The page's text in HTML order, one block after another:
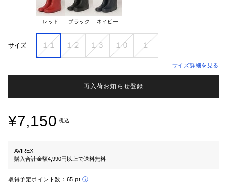
レッド ブラック ネイビー
サイズ １１ １２ １３ １０ １
サイズ詳細を見る
再入荷お知らせ登録
¥7,150 税込
AVIREX
購入合計金額4,990円以上で送料無料
取得予定ポイント数： 65 pt